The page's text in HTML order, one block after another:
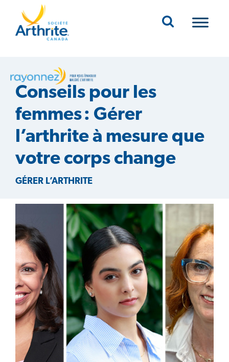
Mobile Navigation
Conseils pour les
femmes : Gérer
l’arthrite à mesure que
votre corps change
GÉRER L’ARTHRITE